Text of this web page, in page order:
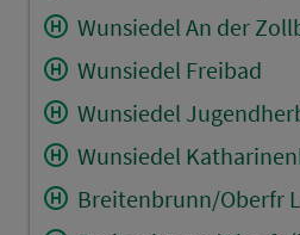
Wunsiedel An der
Wunsiedel Freibad
Wunsiedel
Wunsiedel
Breitenbrunn/Oberfr